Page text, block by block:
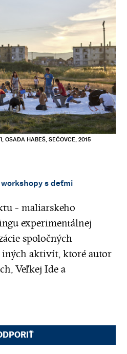
OSADA HABEŠ, SEČOVCE, 2015
s deťmi
- maliarskeho
experimentálnej
spoločných
aktivít, ktoré autor
Veľkej Ide a